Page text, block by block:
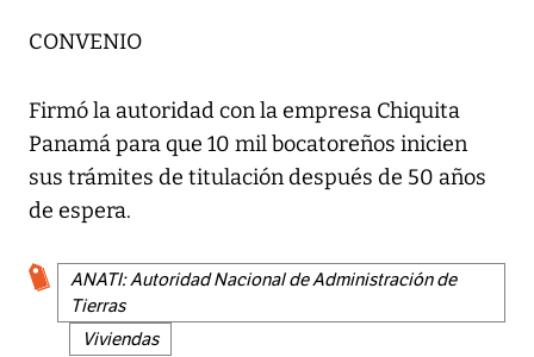
CONVENIO
Firmó la autoridad con la empresa Chiquita
Panamá para que 10 mil bocatoreños inicien
sus trámites de titulación después de 50 años
de espera.
ANATI: Autoridad Nacional de Administración de
Tierras
Viviendas